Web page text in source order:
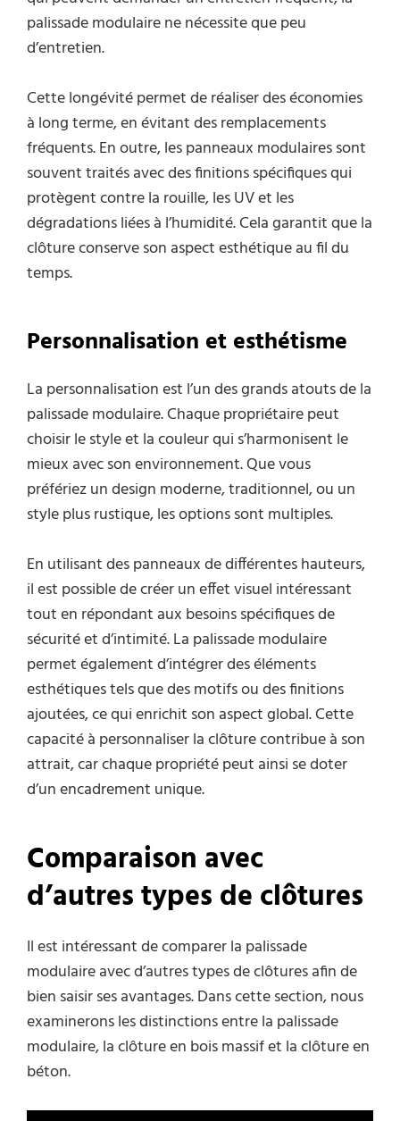
palissade modulaire ne nécessite que peu
d’entretien.
Cette longévité permet de réaliser des économies
à long terme, en évitant des remplacements
fréquents. En outre, les panneaux modulaires sont
souvent traités avec des finitions spécifiques qui
protègent contre la rouille, les UV et les
dégradations liées à l’humidité. Cela garantit que la
clôture conserve son aspect esthétique au fil du
temps.
Personnalisation et esthétisme
La personnalisation est l’un des grands atouts de la
palissade modulaire. Chaque propriétaire peut
choisir le style et la couleur qui s’harmonisent le
mieux avec son environnement. Que vous
préfériez un design moderne, traditionnel, ou un
style plus rustique, les options sont multiples.
En utilisant des panneaux de différentes hauteurs,
il est possible de créer un effet visuel intéressant
tout en répondant aux besoins spécifiques de
sécurité et d’intimité. La palissade modulaire
permet également d’intégrer des éléments
esthétiques tels que des motifs ou des finitions
ajoutées, ce qui enrichit son aspect global. Cette
capacité à personnaliser la clôture contribue à son
attrait, car chaque propriété peut ainsi se doter
d’un encadrement unique.
Comparaison avec
d’autres types de clôtures
Il est intéressant de comparer la palissade
modulaire avec d’autres types de clôtures afin de
bien saisir ses avantages. Dans cette section, nous
examinerons les distinctions entre la palissade
modulaire, la clôture en bois massif et la clôture en
béton.